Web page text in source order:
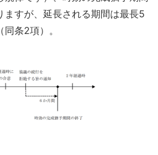
ますが、延長される期間は最長5
条2項）。